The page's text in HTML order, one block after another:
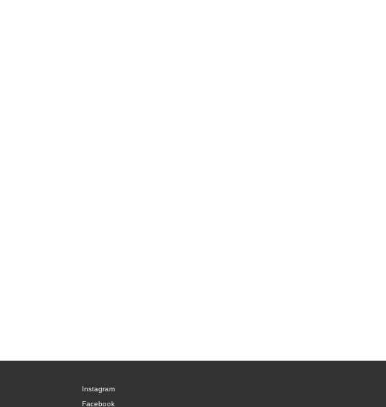
Instagram
Facebook